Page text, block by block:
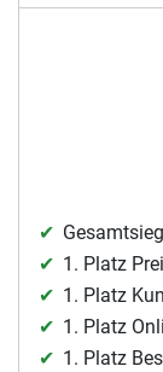
1. Platz
1. Platz
1. Platz
1. Platz